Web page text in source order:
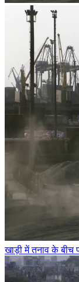
खाड़ी में तनाव के बीच